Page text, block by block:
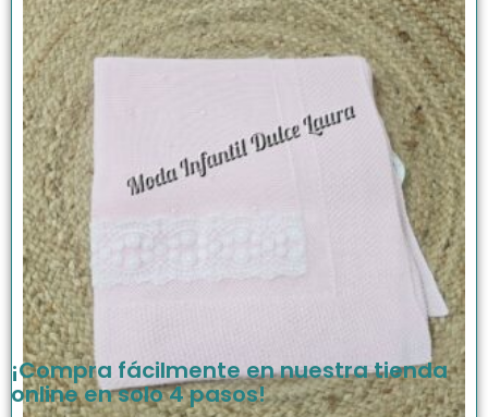
¡Compra fácilmente en nuestra tienda
online en solo 4 pasos!